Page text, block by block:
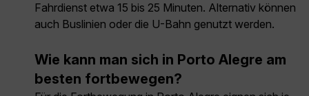
Fahrdienst etwa 15 bis 25 Minuten. Alternativ können
auch Buslinien oder die U-Bahn genutzt werden.
Wie kann man sich in Porto Alegre am
besten fortbewegen?